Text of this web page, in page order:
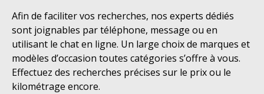
Afin de faciliter vos recherches, nos experts dédiés
sont joignables par téléphone, message ou en
utilisant le chat en ligne. Un large choix de marques et
modèles d’occasion toutes catégories s’offre à vous.
Effectuez des recherches précises sur le prix ou le
kilométrage encore.